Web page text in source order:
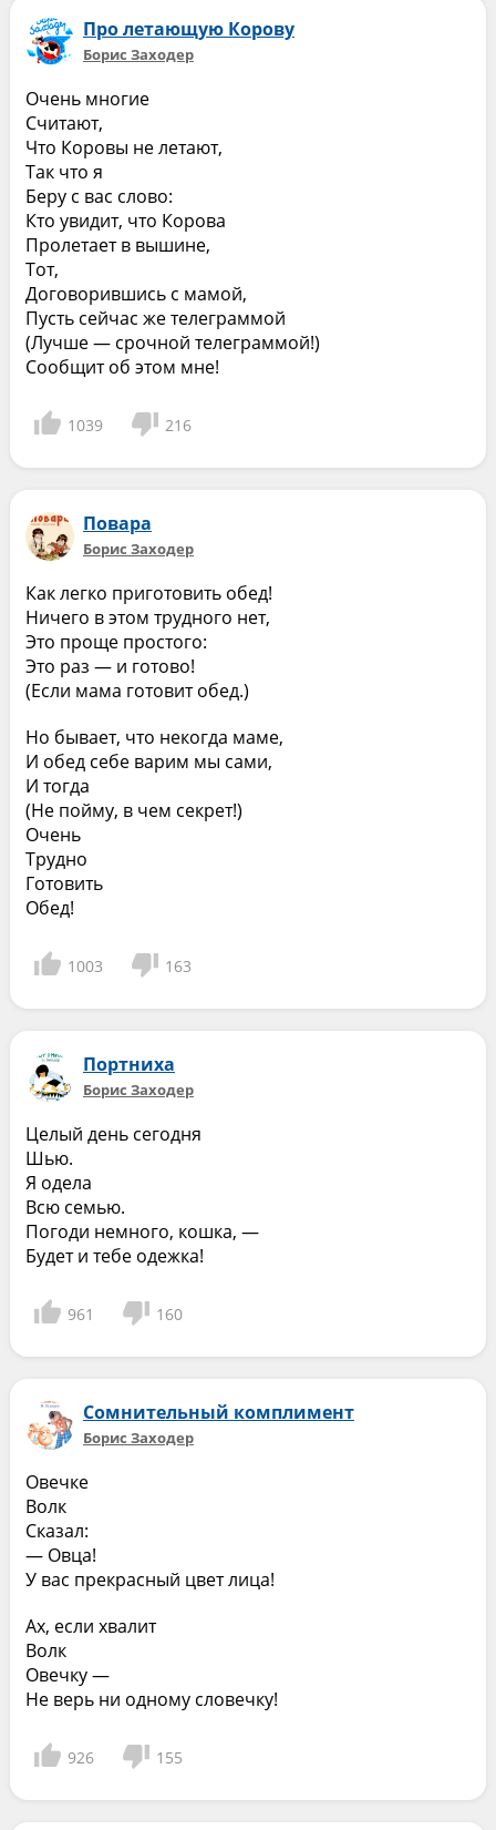
Про летающую Корову
Борис Заходер
Очень многие
Считают,
Что Коровы не летают,
Так что я
Беру с вас слово:
Кто увидит, что Корова
Пролетает в вышине,
Тот,
Договорившись с мамой,
Пусть сейчас же телеграммой
(Лучше — срочной телеграммой!)
Сообщит об этом мне!
1039 216
Повара
Борис Заходер
Как легко приготовить обед!
Ничего в этом трудного нет,
Это проще простого:
Это раз — и готово!
(Если мама готовит обед.)
Но бывает, что некогда маме,
И обед себе варим мы сами,
И тогда
(Не пойму, в чем секрет!)
Очень
Трудно
Готовить
Обед!
1003 163
Портниха
Борис Заходер
Целый день сегодня
Шью.
Я одела
Всю семью.
Погоди немного, кошка, —
Будет и тебе одежка!
961 160
Сомнительный комплимент
Борис Заходер
Овечке
Волк
Сказал:
— Овца!
У вас прекрасный цвет лица!
Ах, если хвалит
Волк
Овечку —
Не верь ни одному словечку!
926 155